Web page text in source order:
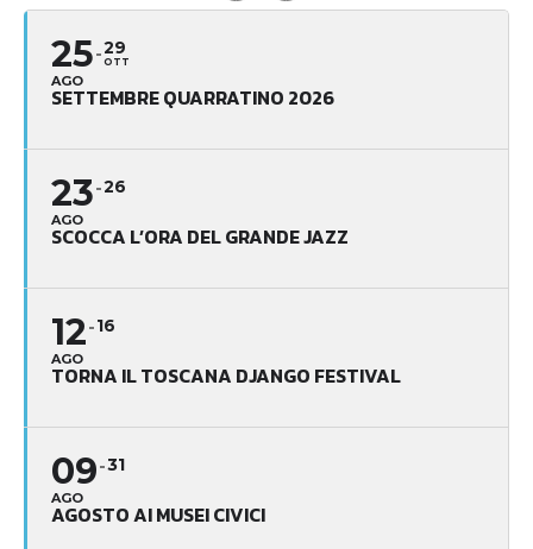
25
AGO
29
OTT
SETTEMBRE QUARRATINO 2026
23
AGO
26
SCOCCA L’ORA DEL GRANDE JAZZ
12
AGO
16
TORNA IL TOSCANA DJANGO FESTIVAL
09
AGO
31
AGOSTO AI MUSEI CIVICI